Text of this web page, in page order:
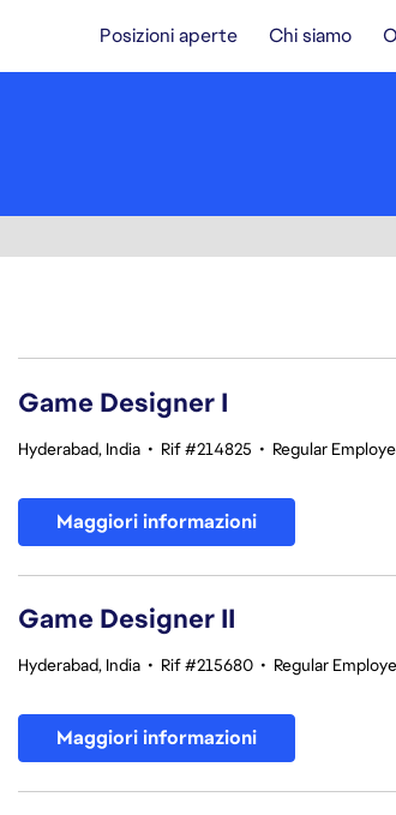
Posizioni aperte Chi siamo
Game Designer I
Hyderabad, India • Rif #214825 • Regular
Maggiori informazioni
Game Designer II
Hyderabad, India • Rif #215680 • Regular
Maggiori informazioni